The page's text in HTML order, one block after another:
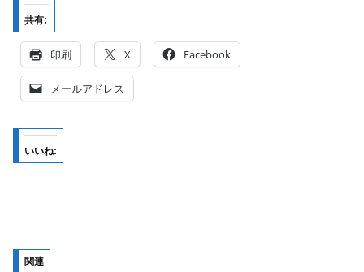
共有:
印刷 X Facebook
メールアドレス
いいね:
関連